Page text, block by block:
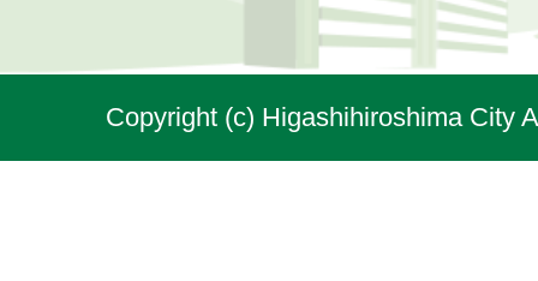
Copyright (c) Higashihiroshima City